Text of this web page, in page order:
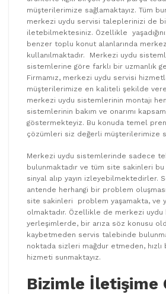
müşterilerimize sağlamaktayız. Tüm
merkezi uydu servisi taleplerinizi de
iletebilmektesiniz. Özellikle
benzer toplu konut alanlarında
kullanılmaktadır. Merkezi uydu
sistemlerine göre farklı bir uzmanlık
Firmamız, merkezi uydu servisi
müşterilerimize en kaliteli şekilde
merkezi uydu sistemlerinin montajı
sistemlerinin bakım ve onarımı
göstermekteyiz. Bu konuda temel
çözümleri siz değerli müşterilerimize
Merkezi uydu sistemlerinde sadece
bulunmaktadır ve tüm site sakinleri
sinyal alıp yayın izleyebilmektedirler.
antende herhangi bir problem
site sakinleri problem yaşamakta, ve
olmaktadır. Özellikle de merkezi uydu
yerleşimlerde, bir arıza söz konusu
kaybetmeden servis talebinde
noktada sizleri mağdur etmeden,
hizmeti sunmaktayız.
Bizimle İletişime